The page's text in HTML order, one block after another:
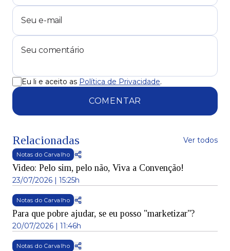
Eu li e aceito as Política de Privacidade.
COMENTAR
Relacionadas Ver todos
Notas do Carvalho
Video: Pelo sim, pelo não, Viva a Convenção!
23/07/2026 | 15:25h
Notas do Carvalho
Para que pobre ajudar, se eu posso "marketizar"?
20/07/2026 | 11:46h
Notas do Carvalho